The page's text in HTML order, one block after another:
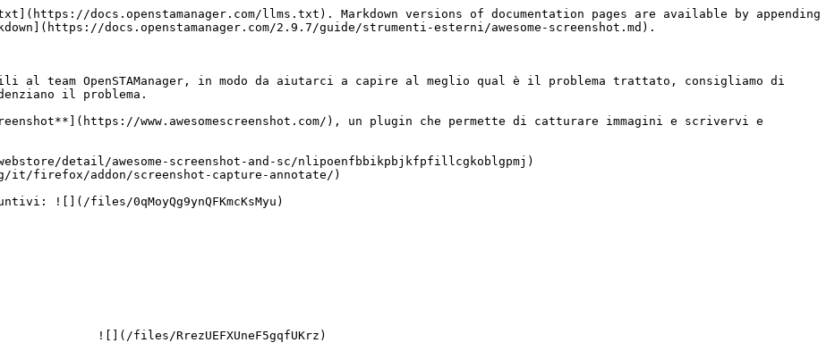
docs.openstamanager.com/llms.txt). Markdown versions of documentation pages are available by appending
docs.openstamanager.com/2.9.7/guide/strumenti-esterni/awesome-screenshot.md).
al team OpenSTAManager, in modo da aiutarci a capire al meglio qual è il problema trattato, consigliamo di
il problema.
www.awesomescreenshot.com/), un plugin che permette di catturare immagini e scrivervi e
detail/awesome-screenshot-and-sc/nlipoenfbbikpbjkfpfillcgkoblgpmj)
firefox/addon/screenshot-capture-annotate/)
![](/files/0qMoyQg9ynQFKmcKsMyu)
![](/files/RrezUEFXUneF5gqfUKrz)